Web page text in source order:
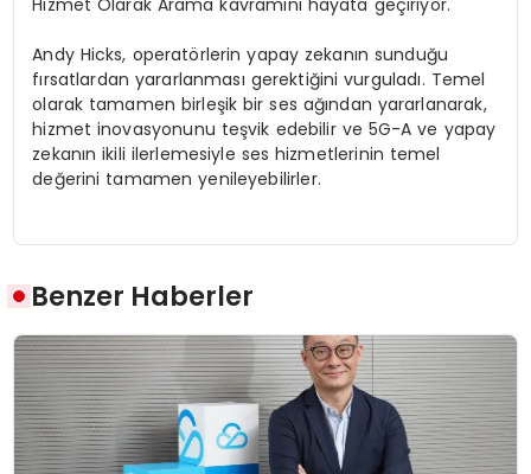
Hizmet Olarak Arama kavramını hayata geçiriyor.
Andy Hicks, operatörlerin yapay zekanın sunduğu
fırsatlardan yararlanması gerektiğini vurguladı. Temel
olarak tamamen birleşik bir ses ağından yararlanarak,
hizmet inovasyonunu teşvik edebilir ve 5G-A ve yapay
zekanın ikili ilerlemesiyle ses hizmetlerinin temel
değerini tamamen yenileyebilirler.
Benzer Haberler